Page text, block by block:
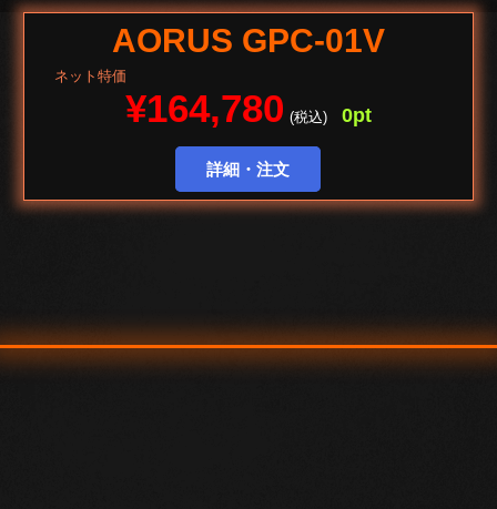
AORUS GPC-01V
ネット特価
¥164,780 (税込) 0pt
詳細・注文